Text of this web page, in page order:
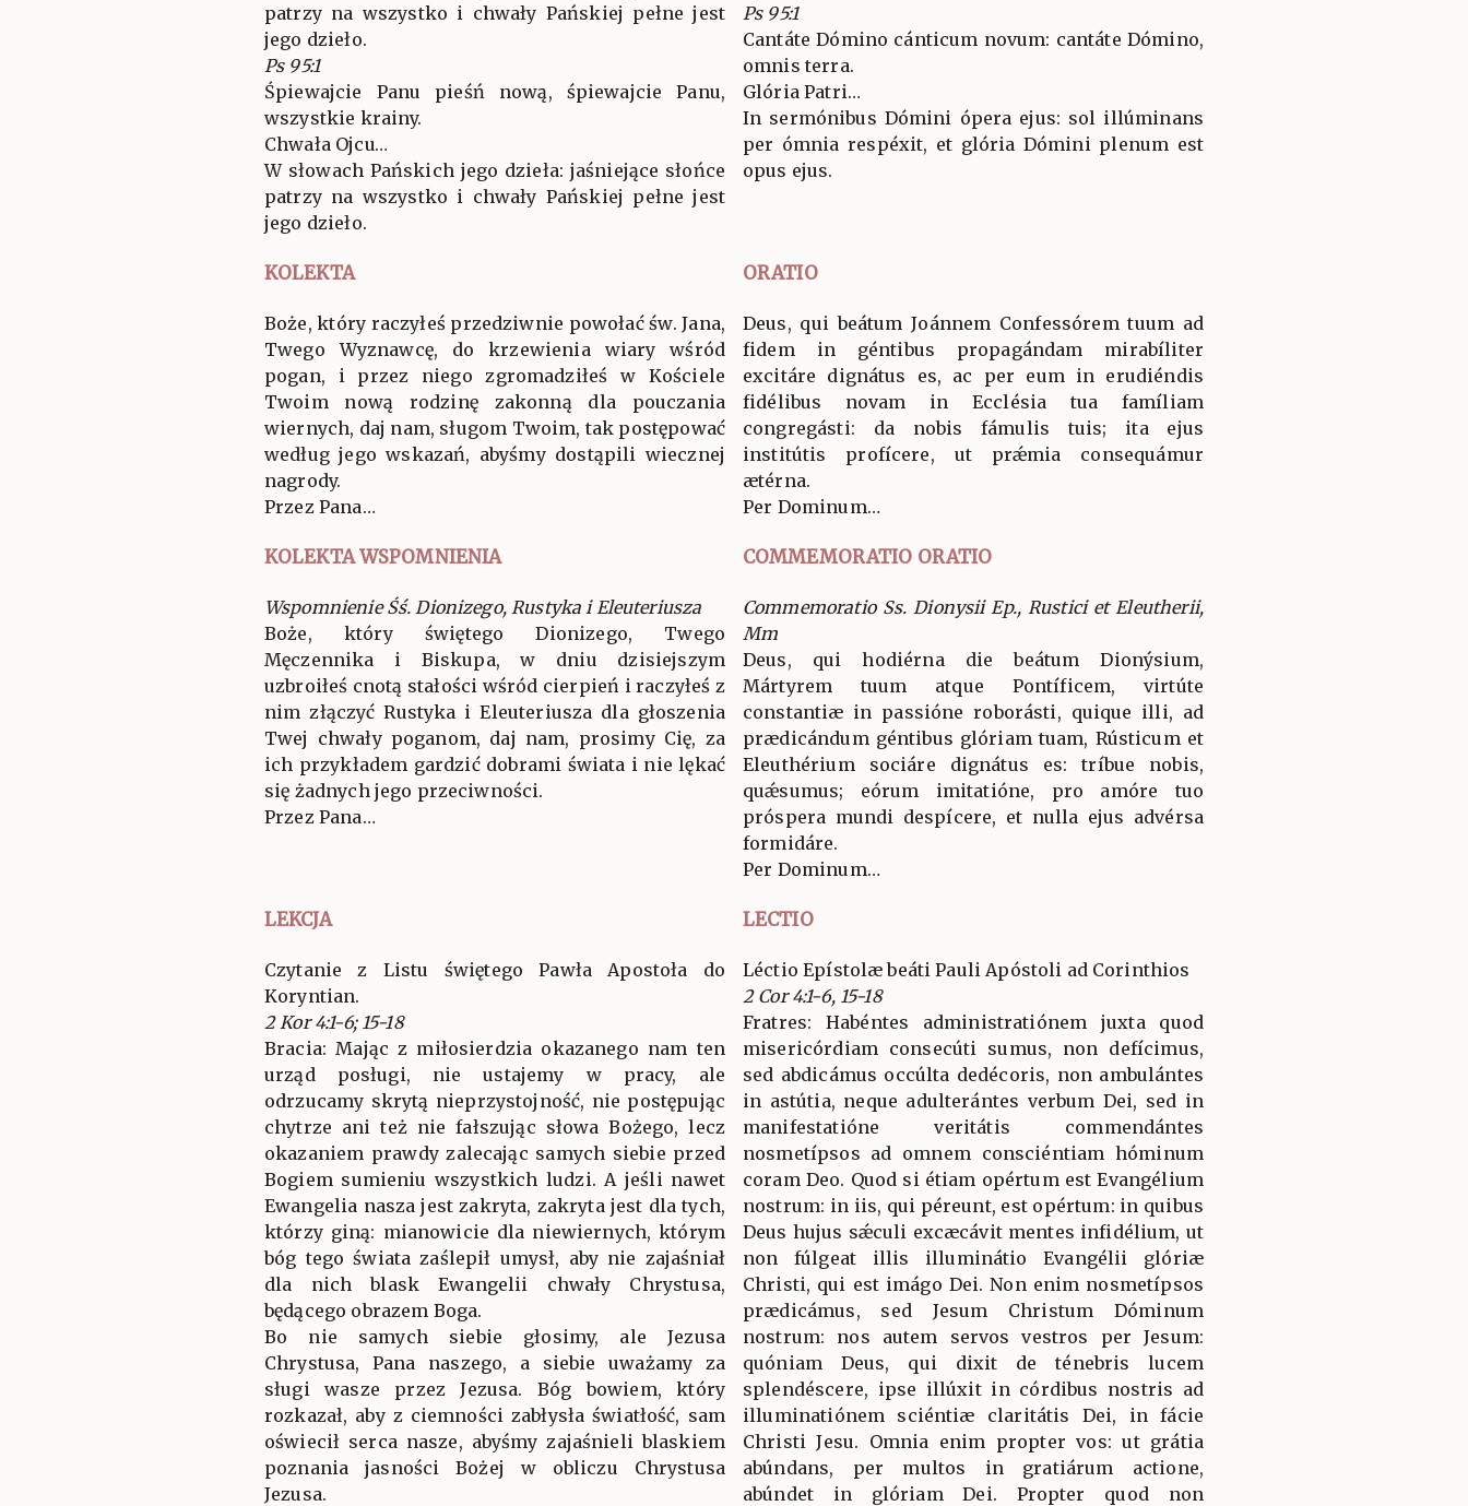
patrzy na wszystko i chwały Pańskiej pełne jest
jego dzieło.
Ps 95:1
Śpiewajcie Panu pieśń nową, śpiewajcie Panu,
wszystkie krainy.
Chwała Ojcu…
W słowach Pańskich jego dzieła: jaśniejące słońce
patrzy na wszystko i chwały Pańskiej pełne jest
jego dzieło.
Ps 95:1
Cantáte Dómino cánticum novum: cantáte Dómino,
omnis terra.
Glória Patri…
In sermónibus Dómini ópera ejus: sol illúminans
per ómnia respéxit, et glória Dómini plenum est
opus ejus.
KOLEKTA ORATIO
Boże, który raczyłeś przedziwnie powołać św. Jana,
Twego Wyznawcę, do krzewienia wiary wśród
pogan, i przez niego zgromadziłeś w Kościele
Twoim nową rodzinę zakonną dla pouczania
wiernych, daj nam, sługom Twoim, tak postępować
według jego wskazań, abyśmy dostąpili wiecznej
nagrody.
Przez Pana…
Deus, qui beátum Joánnem Confessórem tuum ad
fidem in géntibus propagándam mirabíliter
excitáre dignátus es, ac per eum in erudiéndis
fidélibus novam in Ecclésia tua famíliam
congregásti: da nobis fámulis tuis; ita ejus
institútis profícere, ut prǽmia consequámur
ætérna.
Per Dominum…
KOLEKTA WSPOMNIENIA COMMEMORATIO ORATIO
Wspomnienie Śś. Dionizego, Rustyka i Eleuteriusza
Boże, który świętego Dionizego, Twego
Męczennika i Biskupa, w dniu dzisiejszym
uzbroiłeś cnotą stałości wśród cierpień i raczyłeś z
nim złączyć Rustyka i Eleuteriusza dla głoszenia
Twej chwały poganom, daj nam, prosimy Cię, za
ich przykładem gardzić dobrami świata i nie lękać
się żadnych jego przeciwności.
Przez Pana…
Commemoratio Ss. Dionysii Ep., Rustici et Eleutherii,
Mm
Deus, qui hodiérna die beátum Dionýsium,
Mártyrem tuum atque Pontíficem, virtúte
constantiæ in passióne roborásti, quique illi, ad
prædicándum géntibus glóriam tuam, Rústicum et
Eleuthérium sociáre dignátus es: tríbue nobis,
quǽsumus; eórum imitatióne, pro amóre tuo
próspera mundi despícere, et nulla ejus advérsa
formidáre.
Per Dominum…
LEKCJA LECTIO
Czytanie z Listu świętego Pawła Apostoła do
Koryntian.
2 Kor 4:1-6; 15-18
Bracia: Mając z miłosierdzia okazanego nam ten
urząd posługi, nie ustajemy w pracy, ale
odrzucamy skrytą nieprzystojność, nie postępując
chytrze ani też nie fałszując słowa Bożego, lecz
okazaniem prawdy zalecając samych siebie przed
Bogiem sumieniu wszystkich ludzi. A jeśli nawet
Ewangelia nasza jest zakryta, zakryta jest dla tych,
którzy giną: mianowicie dla niewiernych, którym
bóg tego świata zaślepił umysł, aby nie zajaśniał
dla nich blask Ewangelii chwały Chrystusa,
będącego obrazem Boga.
Bo nie samych siebie głosimy, ale Jezusa
Chrystusa, Pana naszego, a siebie uważamy za
sługi wasze przez Jezusa. Bóg bowiem, który
rozkazał, aby z ciemności zabłysła światłość, sam
oświecił serca nasze, abyśmy zajaśnieli blaskiem
poznania jasności Bożej w obliczu Chrystusa
Jezusa.
Léctio Epístolæ beáti Pauli Apóstoli ad Corinthios
2 Cor 4:1-6, 15-18
Fratres: Habéntes administratiónem juxta quod
misericórdiam consecúti sumus, non defícimus,
sed abdicámus occúlta dedécoris, non ambulántes
in astútia, neque adulterántes verbum Dei, sed in
manifestatióne veritátis commendántes
nosmetípsos ad omnem consciéntiam hóminum
coram Deo. Quod si étiam opértum est Evangélium
nostrum: in iis, qui péreunt, est opértum: in quibus
Deus hujus sǽculi excæcávit mentes infidélium, ut
non fúlgeat illis illuminátio Evangélii glóriæ
Christi, qui est imágo Dei. Non enim nosmetípsos
prædicámus, sed Jesum Christum Dóminum
nostrum: nos autem servos vestros per Jesum:
quóniam Deus, qui dixit de ténebris lucem
splendéscere, ipse illúxit in córdibus nostris ad
illuminatiónem sciéntiæ claritátis Dei, in fácie
Christi Jesu. Omnia enim propter vos: ut grátia
abúndans, per multos in gratiárum actione,
abúndet in glóriam Dei. Propter quod non